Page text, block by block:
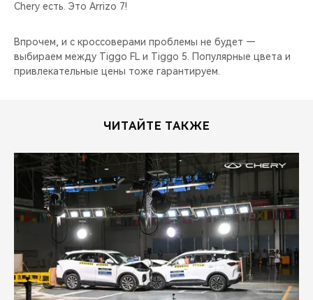
CHERY ДЛЯ ДЕТЕЙ
Chery есть. Это Arrizo 7!
Впрочем, и с кроссоверами проблемы не будет —
выбираем между Tiggo FL и Tiggo 5. Популярные цвета и
привлекательные цены тоже гарантируем.
ЧИТАЙТЕ ТАКЖЕ